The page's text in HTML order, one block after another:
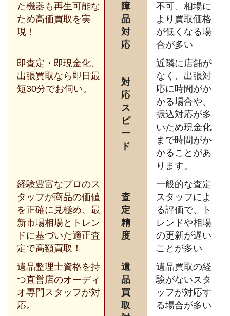
た機器も再生可能な
ため高価買取を実
現！
障
品
対
応
不可、相場に
より買取価格
が低くなる場
合が多い
即査定・即現金化、
出張買取なら即日最
短30分でお伺い。
対
応
ス
ピ
ー
ド
近隣に店舗が
なく、出張対
応に時間がか
かる場合や、
振込対応が多
いため現金化
まで時間がか
かることがあ
ります。
経験豊富なプロのス
タッフが商品の価値
を正確に見極め、最
新市場相場とトレン
ドに基づいた適正査
定で高額買取！
査
定
精
度
一般的な査定
スタッフによ
る評価で、ト
レンドや相場
の更新が遅い
ことが多い
遺品整理士資格を持
つ直営店のオーディ
オ専門スタッフが対
応。
遺
品
買
取
遺品買取の経
験がないスタ
ッフが対応す
る場合が多い